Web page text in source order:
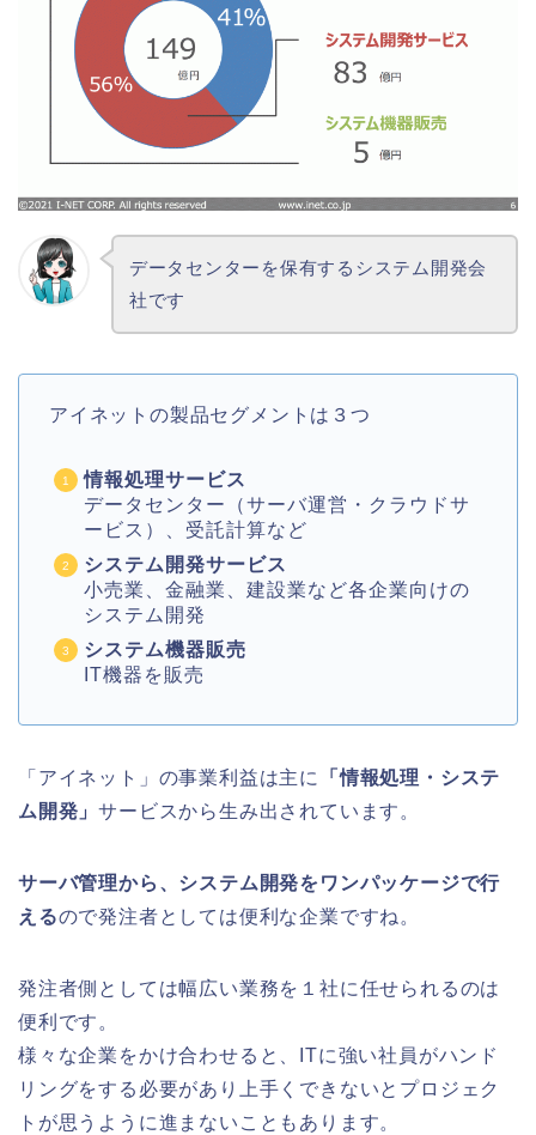
データセンターを保有するシステム開発会
社です
アイネットの製品セグメントは３つ
情報処理サービス
データセンター（サーバ運営・クラウドサ
ービス）、受託計算など
システム開発サービス
小売業、金融業、建設業など各企業向けの
システム開発
システム機器販売
IT機器を販売
「アイネット」の事業利益は主に
「情報処理・システ
ム開発」サービスから生み出されています。
サーバ管理から、システム開発をワンパッケージで行
えるので発注者としては便利な企業ですね。
発注者側としては幅広い業務を１社に任せられるのは
便利です。
様々な企業をかけ合わせると、ITに強い社員がハンド
リングをする必要があり上手くできないとプロジェク
トが思うように進まないこともあります。